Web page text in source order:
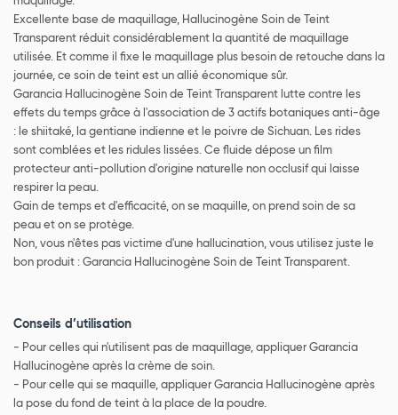
Excellente base de maquillage, Hallucinogène Soin de Teint
Transparent réduit considérablement la quantité de maquillage
utilisée. Et comme il fixe le maquillage plus besoin de retouche dans la
journée, ce soin de teint est un allié économique sûr.
Garancia Hallucinogène Soin de Teint Transparent lutte contre les
effets du temps grâce à l'association de 3 actifs botaniques anti-âge
: le shiitaké, la gentiane indienne et le poivre de Sichuan. Les rides
sont comblées et les ridules lissées. Ce fluide dépose un film
protecteur anti-pollution d'origine naturelle non occlusif qui laisse
respirer la peau.
Gain de temps et d'efficacité, on se maquille, on prend soin de sa
peau et on se protège.
Non, vous n'êtes pas victime d'une hallucination, vous utilisez juste le
bon produit : Garancia Hallucinogène Soin de Teint Transparent.
Conseils d’utilisation
- Pour celles qui n'utilisent pas de maquillage, appliquer Garancia
Hallucinogène après la crème de soin.
- Pour celle qui se maquille, appliquer Garancia Hallucinogène après
la pose du fond de teint à la place de la poudre.